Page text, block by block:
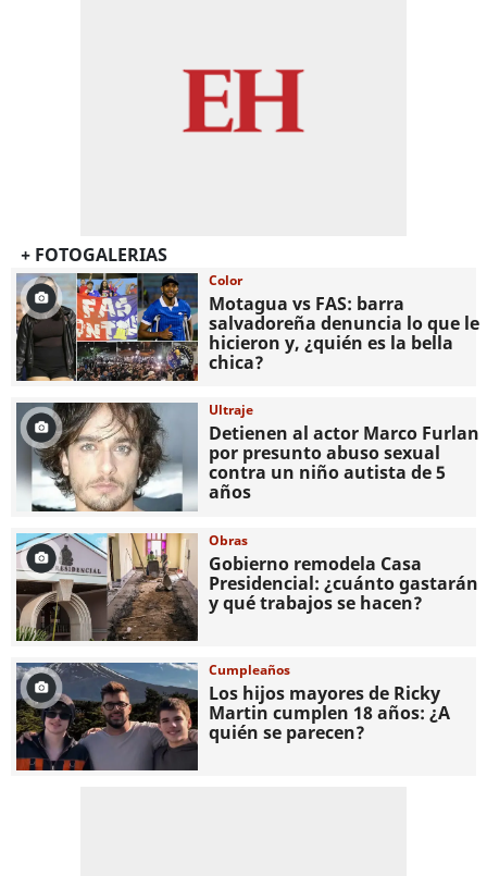
+ FOTOGALERIAS
Color
Motagua vs FAS: barra
salvadoreña denuncia lo que le
hicieron y, ¿quién es la bella
chica?
Ultraje
Detienen al actor Marco Furlan
por presunto abuso sexual
contra un niño autista de 5
años
Obras
Gobierno remodela Casa
Presidencial: ¿cuánto gastarán
y qué trabajos se hacen?
Cumpleaños
Los hijos mayores de Ricky
Martin cumplen 18 años: ¿A
quién se parecen?